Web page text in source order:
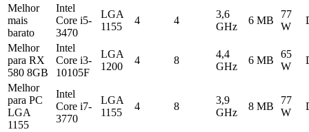
Melhor
mais
barato
Intel
Core i5-
3470
LGA
1155
4 4
3,6
GHz
6 MB
77
W
Melhor
para RX
580 8GB
Intel
Core i3-
10105F
LGA
1200
4 8
4,4
GHz
6 MB
65
W
Melhor
para PC
LGA
1155
Intel
Core i7-
3770
LGA
1155
4 8
3,9
GHz
8 MB
77
W